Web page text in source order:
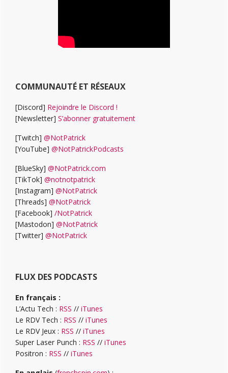
COMMUNAUTÉ ET RÉSEAUX
[Discord] Rejoindre le Discord !
[Newsletter] S’abonner gratuitement
[Twitch] @NotPatrick
[YouTube] @NotPatrickPodcasts
[BlueSky] @NotPatrick.com
[TikTok] @notnotpatrick
[Instagram] @NotPatrick
[Threads] @NotPatrick
[Facebook] /NotPatrick
[Mastodon] @NotPatrick
[Twitter] @NotPatrick
FLUX DES PODCASTS
En français :
L’Actu Tech : RSS // iTunes
Le RDV Tech : RSS // iTunes
Le RDV Jeux : RSS // iTunes
Super Laser Punch : RSS // iTunes
Positron : RSS // iTunes